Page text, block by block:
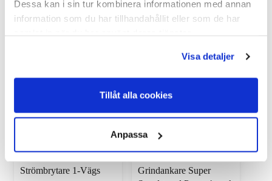
Dessa kan i sin tur kombinera informationen med annan
information som du har tillhandahållit eller som de har
Visa detaljer
Tillåt alla cookies
Anpassa
Köp Köp
Strömbrytare 1-Vägs
Grindankare Super